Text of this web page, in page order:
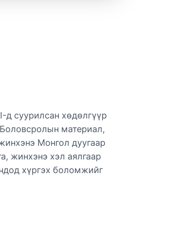
д суурилсан хөдөлгүүр
материал,
Монгол дуугаар
жинхэнэ хэл аялгаар
хүргэх боломжийг